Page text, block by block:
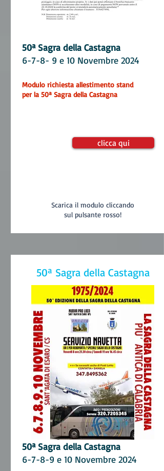
50ª Sagra della Castagna
6-7-8- 9 e 10 Novembre 2024
Modulo richiesta allestimento stand
per la 50ª Sagra della Castagna
Scarica il modulo cliccando
sul pulsante rosso!
clicca qui
50ª Sagra della Castagna
50ª Sagra della Castagna
6-7-8-9 e 10 Novembre 2024